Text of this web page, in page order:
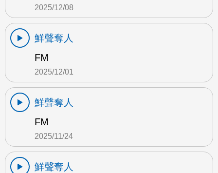
2025/12/08
鮮聲奪人
FM
2025/12/01
鮮聲奪人
FM
2025/11/24
鮮聲奪人